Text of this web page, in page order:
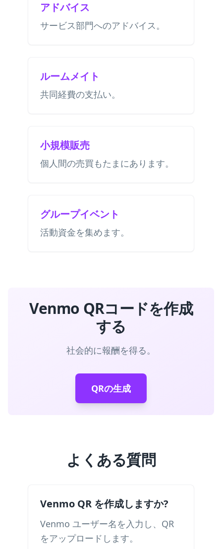
アドバイス
サービス部門へのアドバイス。
ルームメイト
共同経費の支払い。
小規模販売
個人間の売買もたまにあります。
グループイベント
活動資金を集めます。
Venmo QRコードを作成
する
社会的に報酬を得る。
QRの生成
よくある質問
Venmo QR を作成しますか?
Venmo ユーザー名を入力し、QR
をアップロードします。